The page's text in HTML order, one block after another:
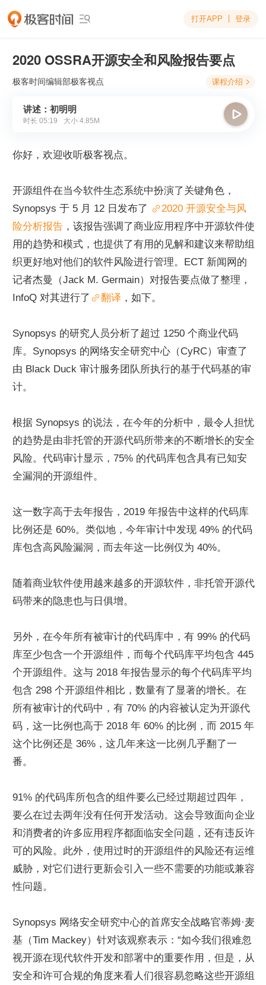
 打开APP 登录
2020 OSSRA开源安全和风险报告要点
极客时间编辑部极客视点 课程介绍 
讲述：初明明
时长 05:19 大小 4.85M

你好，欢迎收听极客视点。
开源组件在当今软件生态系统中扮演了关键角色，
Synopsys 于 5 月 12 日发布了
2020 开源安全与风
险分析报告 ，该报告强调了商业应用程序中开源软件使
用的趋势和模式，也提供了有用的见解和建议来帮助组
织更好地对他们的软件风险进行管理。ECT 新闻网的
记者杰曼（Jack M. Germain）对报告要点做了整理，
InfoQ 对其进行了
翻译 ，如下。
Synopsys 的研究人员分析了超过 1250 个商业代码
库。Synopsys 的网络安全研究中心（CyRC）审查了
由 Black Duck 审计服务团队所执行的基于代码基的审
计。
根据 Synopsys 的说法，在今年的分析中，最令人担忧
的趋势是由非托管的开源代码所带来的不断增长的安全
风险。代码审计显示，75% 的代码库包含具有已知安
全漏洞的开源组件。
这一数字高于去年报告，2019 年报告中这样的代码库
比例还是 60%。类似地，今年审计中发现 49% 的代码
库包含高风险漏洞，而去年这一比例仅为 40%。
随着商业软件使用越来越多的开源软件，非托管开源代
码带来的隐患也与日俱增。
另外，在今年所有被审计的代码库中，有 99% 的代码
库至少包含一个开源组件，而每个代码库平均包含 445
个开源组件。这与 2018 年报告显示的每个代码库平均
包含 298 个开源组件相比，数量有了显著的增长。在
所有被审计的代码中，有 70% 的内容被认定为开源代
码，这一比例也高于 2018 年 60% 的比例，而 2015 年
这个比例还是 36%，这几年来这一比例几乎翻了一
番。
91% 的代码库所包含的组件要么已经过期超过四年，
要么在过去两年没有任何开发活动。这会导致面向企业
和消费者的许多应用程序都面临安全问题，还有违反许
可的风险。此外，使用过时的开源组件的风险还有运维
威胁，对它们进行更新会引入一些不需要的功能或兼容
性问题。
Synopsys 网络安全研究中心的首席安全战略官蒂姆·麦
基（Tim Mackey）针对该观察表示：“如今我们很难忽
视开源在现代软件开发和部署中的重要作用，但是，从
安全和许可合规的角度来看人们很容易忽略这些开源组